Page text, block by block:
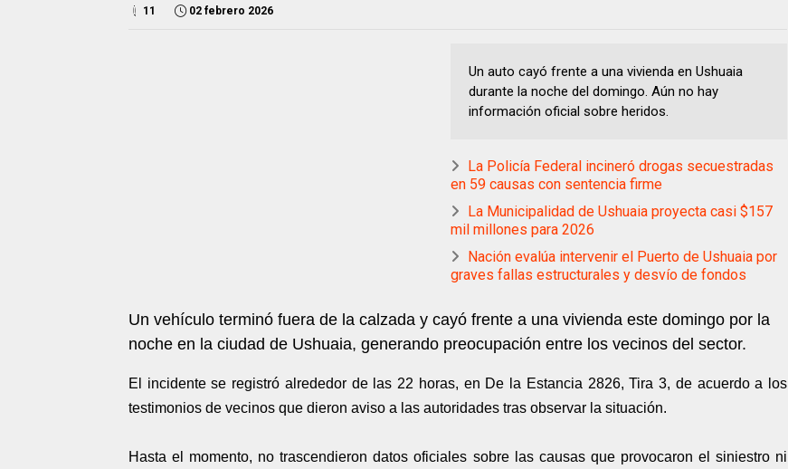
11 02 febrero 2026
Un auto cayó frente a una vivienda en Ushuaia
durante la noche del domingo. Aún no hay
información oficial sobre heridos.
La Policía Federal incineró drogas secuestradas
en 59 causas con sentencia firme
La Municipalidad de Ushuaia proyecta casi $157
mil millones para 2026
Nación evalúa intervenir el Puerto de Ushuaia por
graves fallas estructurales y desvío de fondos
Un vehículo terminó fuera de la calzada y cayó frente a una vivienda este domingo por la
noche en la ciudad de Ushuaia, generando preocupación entre los vecinos del sector.
El incidente se registró alrededor de las 22 horas, en De la Estancia 2826, Tira 3, de acuerdo a los
testimonios de vecinos que dieron aviso a las autoridades tras observar la situación.
Hasta el momento, no trascendieron datos oficiales sobre las causas que provocaron el siniestro ni